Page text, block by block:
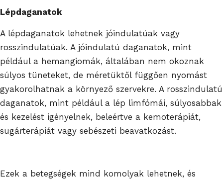
Lépdaganatok
A lépdaganatok lehetnek jóindulatúak vagy
rosszindulatúak. A jóindulatú daganatok, mint
például a hemangiomák, általában nem okoznak
súlyos tüneteket, de méretüktől függően nyomást
gyakorolhatnak a környező szervekre. A rosszindulatú
daganatok, mint például a lép limfómái, súlyosabbak
és kezelést igényelnek, beleértve a kemoterápiát,
sugárterápiát vagy sebészeti beavatkozást.
Ezek a betegségek mind komolyak lehetnek, és